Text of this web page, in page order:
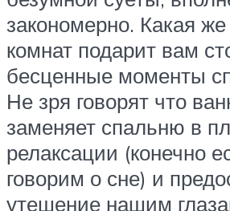
закономерно. Какая
комнат подарит вам
бесценные моменты
Не зря говорят что
заменяет спальню в
релаксации (конечно
говорим о сне) и
утешение нашим